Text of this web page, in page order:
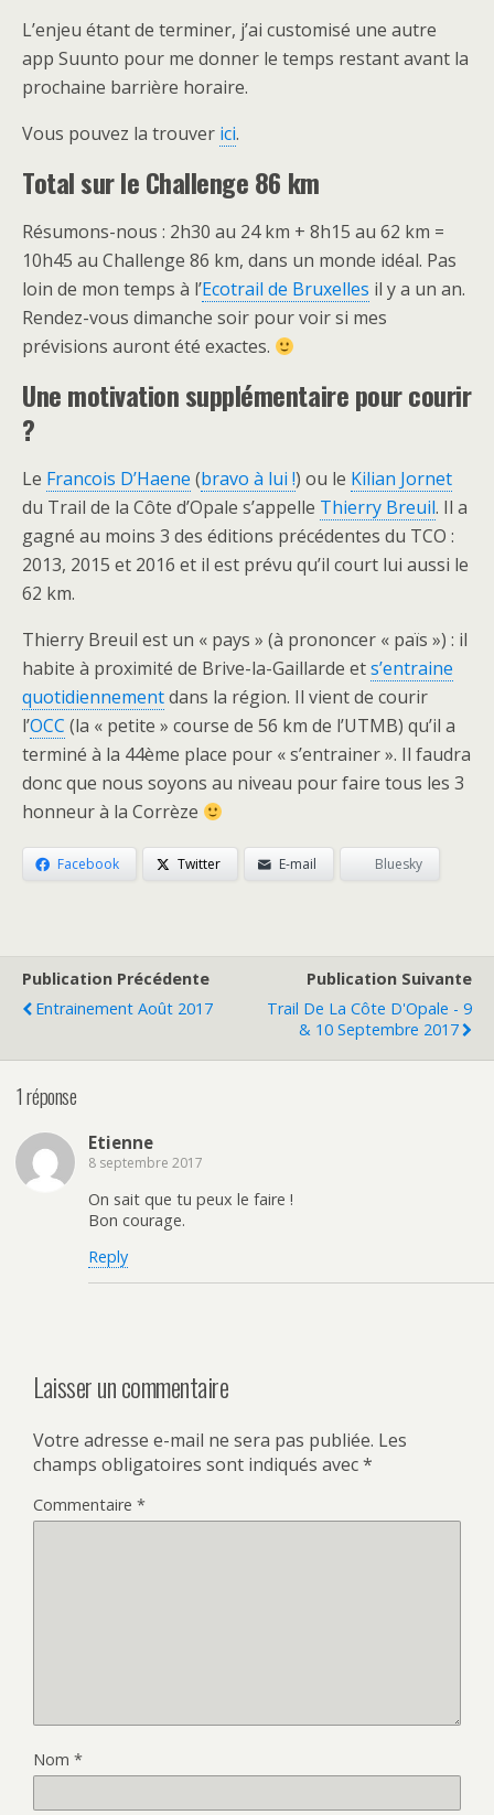
L’enjeu étant de terminer, j’ai customisé une autre
app Suunto pour me donner le temps restant avant la
prochaine barrière horaire.
Vous pouvez la trouver ici.
Total sur le Challenge 86 km
Résumons-nous : 2h30 au 24 km + 8h15 au 62 km =
10h45 au Challenge 86 km, dans un monde idéal. Pas
loin de mon temps à l’Ecotrail de Bruxelles il y a un an.
Rendez-vous dimanche soir pour voir si mes
prévisions auront été exactes.
Une motivation supplémentaire pour courir
?
Le Francois D’Haene (bravo à lui !) ou le Kilian Jornet
du Trail de la Côte d’Opale s’appelle Thierry Breuil. Il a
gagné au moins 3 des éditions précédentes du TCO :
2013, 2015 et 2016 et il est prévu qu’il court lui aussi le
62 km.
Thierry Breuil est un « pays » (à prononcer « païs ») : il
habite à proximité de Brive-la-Gaillarde ets’entraine
quotidiennementdans la région. Il vient de courir
l’OCC (la « petite » course de 56 km de l’UTMB) qu’il a
terminé à la 44ème place pour « s’entrainer ». Il faudra
donc que nous soyons au niveau pour faire tous les 3
honneur à la Corrèze
Facebook Twitter E-mail Bluesky
Publication Précédente
Entrainement Août 2017
Publication Suivante
Trail De La Côte D'Opale - 9
& 10 Septembre 2017
1 réponse
Etienne
8 septembre 2017
On sait que tu peux le faire !
Bon courage.
Reply
Laisser un commentaire
Votre adresse e-mail ne sera pas publiée. Les
champs obligatoires sont indiqués avec*
Commentaire *
Nom *